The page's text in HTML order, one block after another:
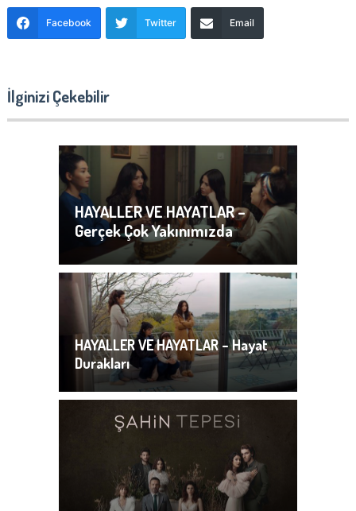
Facebook Twitter Email
İlginizi Çekebilir
HAYALLER VE HAYATLAR –
Gerçek Çok Yakınımızda
HAYALLER VE HAYATLAR – Hayat
Durakları